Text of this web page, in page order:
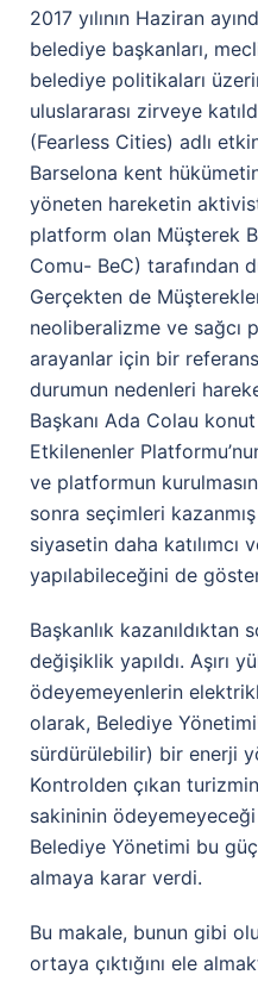
2017 yılının Haziran
belediye başkanları,
belediye politikaları
uluslararası zirveye
(Fearless Cities) adlı
Barselona kent
yöneten hareketin
platform olan Müşterek
Comu- BeC) tarafından
Gerçekten de
neoliberalizme ve sağcı
arayanlar için bir
durumun nedenleri
Başkanı Ada Colau
Etkilenenler
ve platformun
sonra seçimleri
siyasetin daha katılımcı
yapılabileceğini de
Başkanlık kazanıldıktan
değişiklik yapıldı. Aşırı
ödeyemeyenlerin
olarak, Belediye Yönetimi
sürdürülebilir) bir enerji
Kontrolden çıkan
sakininin
Belediye Yönetimi bu
almaya karar verdi.
Bu makale, bunun gibi
ortaya çıktığını ele